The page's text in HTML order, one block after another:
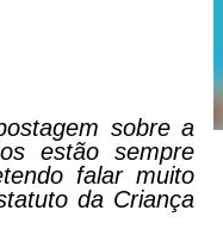
sobre a
estão sempre
falar muito
da Criança